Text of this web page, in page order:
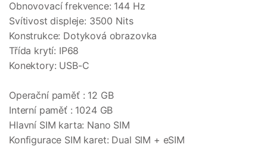
Obnovovací frekvence: 144 Hz
Svítivost displeje: 3500 Nits
Konstrukce: Dotyková obrazovka
Třída krytí: IP68
Konektory: USB-C
Operační paměť : 12 GB
Interní paměť : 1024 GB
Hlavní SIM karta: Nano SIM
Konfigurace SIM karet: Dual SIM + eSIM